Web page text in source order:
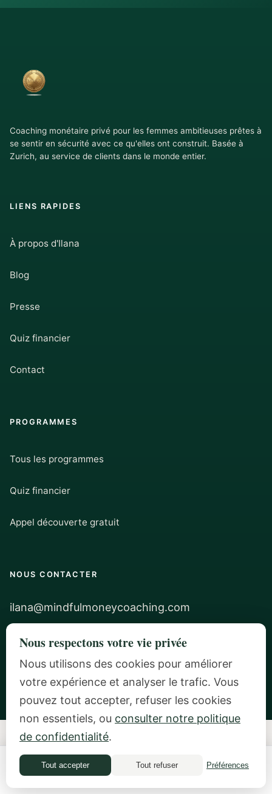
Coaching monétaire privé pour les femmes ambitieuses prêtes à
se sentir en sécurité avec ce qu'elles ont construit. Basée à
Zurich, au service de clients dans le monde entier.
LIENS RAPIDES
À propos d'Ilana
Blog
Presse
Quiz financier
Contact
PROGRAMMES
Tous les programmes
Quiz financier
Appel découverte gratuit
NOUS CONTACTER
ilana@mindfulmoneycoaching.com
★★★★★
Quiz financier
Nous respectons votre vie privée
Nous utilisons des cookies pour améliorer
votre expérience et analyser le trafic. Vous
pouvez tout accepter, refuser les cookies
non essentiels, ou consulter notre politique
de confidentialité.
Tout accepter Tout refuser Préférences